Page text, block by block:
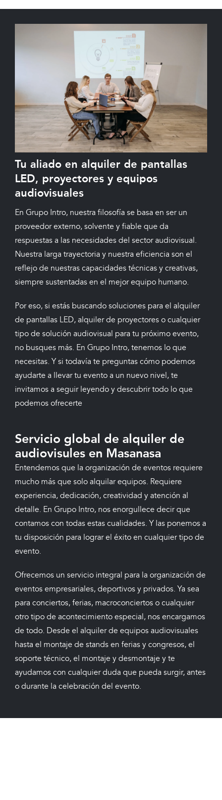
Tu aliado en alquiler de pantallas
LED, proyectores y equipos
audiovisuales
En Grupo Intro, nuestra filosofía se basa en ser un
proveedor externo, solvente y fiable que da
respuestas a las necesidades del sector audiovisual.
Nuestra larga trayectoria y nuestra eficiencia son el
reflejo de nuestras capacidades técnicas y creativas,
siempre sustentadas en el mejor equipo humano.
Por eso, si estás buscando soluciones para el alquiler
de pantallas LED, alquiler de proyectores o cualquier
tipo de solución audiovisual para tu próximo evento,
no busques más. En Grupo Intro, tenemos lo que
necesitas. Y si todavía te preguntas cómo podemos
ayudarte a llevar tu evento a un nuevo nivel, te
invitamos a seguir leyendo y descubrir todo lo que
podemos ofrecerte
Servicio global de alquiler de
audiovisules en Masanasa
Entendemos que la organización de eventos requiere
mucho más que solo alquilar equipos. Requiere
experiencia, dedicación, creatividad y atención al
detalle. En Grupo Intro, nos enorgullece decir que
contamos con todas estas cualidades. Y las ponemos a
tu disposición para lograr el éxito en cualquier tipo de
evento.
Ofrecemos un servicio integral para la organización de
eventos empresariales, deportivos y privados. Ya sea
para conciertos, ferias, macroconciertos o cualquier
otro tipo de acontecimiento especial, nos encargamos
de todo. Desde el alquiler de equipos audiovisuales
hasta el montaje de stands en ferias y congresos, el
soporte técnico, el montaje y desmontaje y te
ayudamos con cualquier duda que pueda surgir, antes
o durante la celebración del evento.